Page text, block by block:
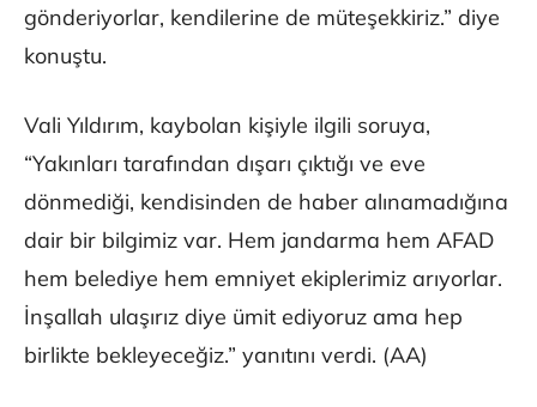
gönderiyorlar, kendilerine de müteşekkiriz.” diye
konuştu.
Vali Yıldırım, kaybolan kişiyle ilgili soruya,
“Yakınları tarafından dışarı çıktığı ve eve
dönmediği, kendisinden de haber alınamadığına
dair bir bilgimiz var. Hem jandarma hem AFAD
hem belediye hem emniyet ekiplerimiz arıyorlar.
İnşallah ulaşırız diye ümit ediyoruz ama hep
birlikte bekleyeceğiz.” yanıtını verdi. (AA)